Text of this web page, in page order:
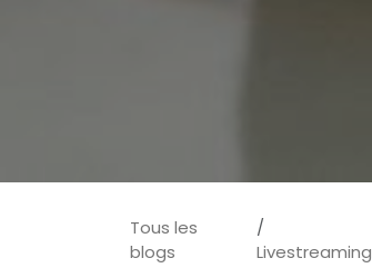
Tous les
blogs
Livestreaming